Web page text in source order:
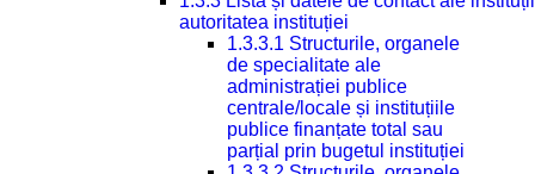
autoritatea instituției
1.3.3.1 Structurile, organele
de specialitate ale
administrației publice
centrale/locale și instituțiile
publice finanțate total sau
parțial prin bugetul instituției